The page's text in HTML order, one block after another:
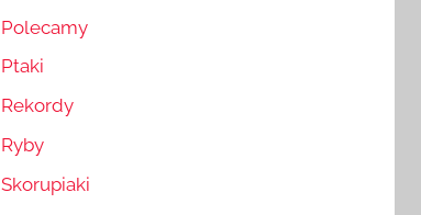
Polecamy
Ptaki
Rekordy
Ryby
Skorupiaki